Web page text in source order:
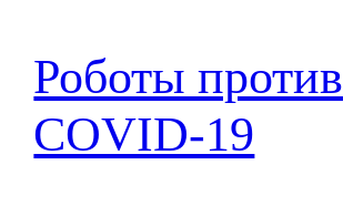
Роботы против
COVID-19